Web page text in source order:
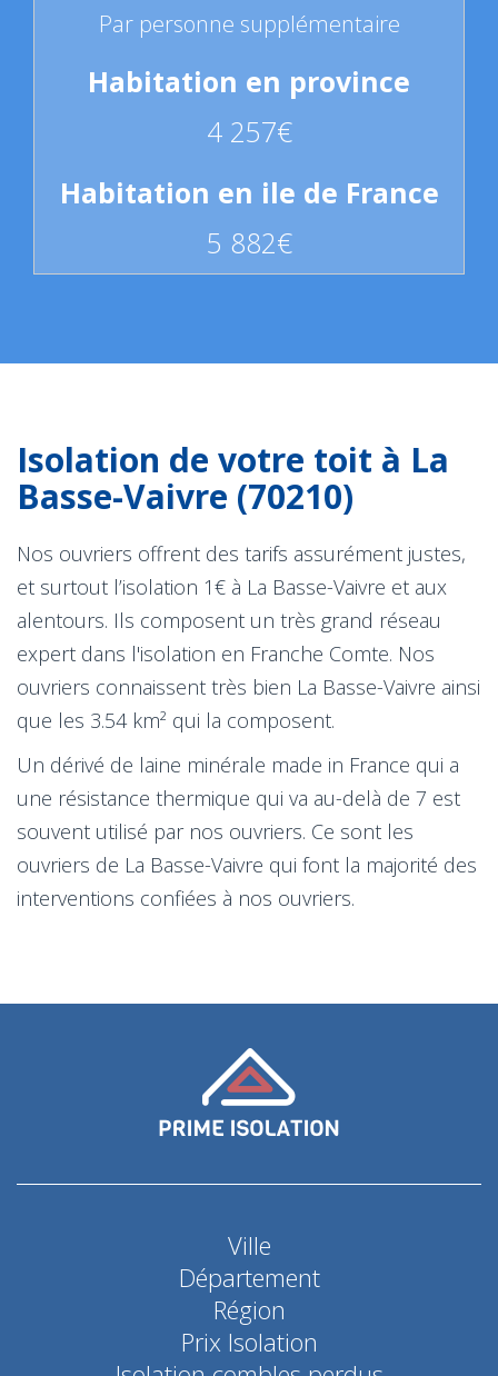
Par personne supplémentaire
4 257€
5 882€
Isolation de votre toit à La
Basse-Vaivre (70210)
Nos ouvriers offrent des tarifs assurément justes,
et surtout l’isolation 1€ à La Basse-Vaivre et aux
alentours. Ils composent un très grand réseau
expert dans l'isolation en Franche Comte. Nos
ouvriers connaissent très bien La Basse-Vaivre ainsi
que les 3.54 km² qui la composent.
Un dérivé de laine minérale made in France qui a
une résistance thermique qui va au-delà de 7 est
souvent utilisé par nos ouvriers. Ce sont les
ouvriers de La Basse-Vaivre qui font la majorité des
interventions confiées à nos ouvriers.
Ville
Département
Région
Prix Isolation